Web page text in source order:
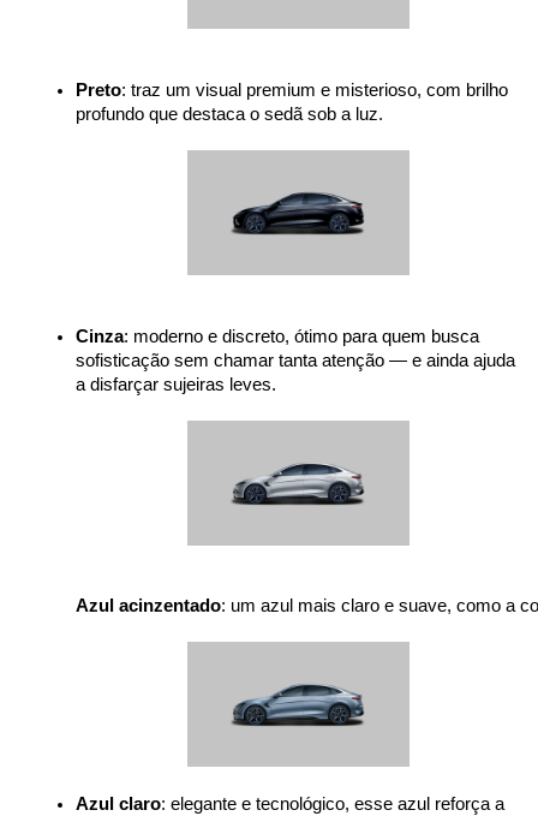
Preto: traz um visual premium e misterioso, com brilho
profundo que destaca o sedã sob a luz.
Cinza: moderno e discreto, ótimo para quem busca
sofisticação sem chamar tanta atenção — e ainda ajuda
a disfarçar sujeiras leves.
Azul acinzentado: um azul mais claro e suave, como a
Azul claro: elegante e tecnológico, esse azul reforça a